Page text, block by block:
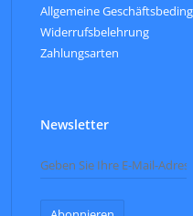
Allgemeine
Widerrufsbelehrung
Zahlungsarten
Newsletter